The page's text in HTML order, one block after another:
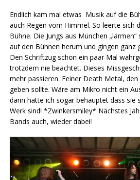
Endlich kam mal etwas Musik auf die
auch Regen vom Himmel. So leerte sich
Bühne. Die Jungs aus München „lärmen“
auf den Bühnen herum und gingen ganz
Den Schriftzug schon ein paar Mal
trotzdem nie beachtet. Dieses
mehr passieren. Feiner Death Metal,
geben sollte. Wäre am Mikro nicht ein
dann hätte ich sogar behauptet dass sie
Werk sind! *Zwinkersmiley* Nächstes
Bands auch, wieder dabei!